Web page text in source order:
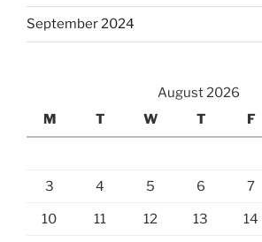
September 2024
August 2026
M
T W T F
3 4 5 6 7
10 11 12 13 14